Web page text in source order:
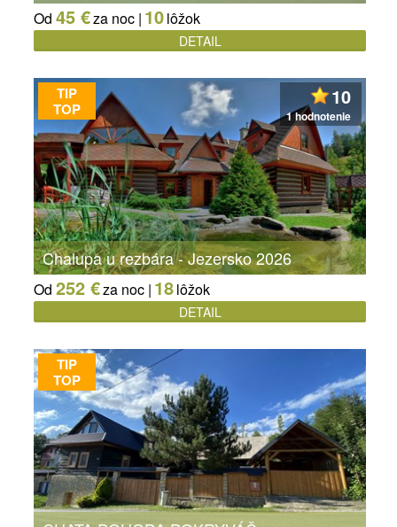
Od 45 €za noc | 10lôžok
DETAIL
TIP
TOP
10
1 hodnotenie
Chalupa u rezbára - Jezersko 2026
Od 252 €za noc | 18lôžok
DETAIL
TIP
TOP